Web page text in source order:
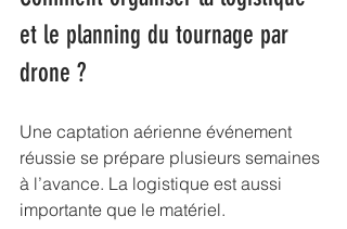
et le planning du tournage par
drone ?
Une captation aérienne événement
réussie se prépare plusieurs semaines
à l’avance. La logistique est aussi
importante que le matériel.